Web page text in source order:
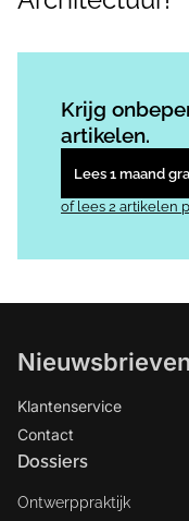
Krijg
artikelen.
Lees 1 maand
of lees 2 artikelen
Nieuwsbrieven
Klantenservice
Contact
Dossiers
Ontwerppraktijk